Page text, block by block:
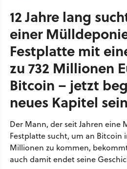
12 Jahre lang
einer
Festplatte mit
zu 732 Millionen
Bitcoin – jetzt
neues Kapitel
Der Mann, der seit Jahren eine
Festplatte sucht, um an Bitcoin
Millionen zu kommen,
auch damit endet seine